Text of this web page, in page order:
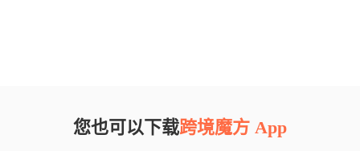
您也可以下载跨境魔方 App